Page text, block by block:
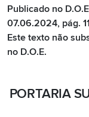
Publicado no
07.06.2024, pág.
Este texto não
no D.O.E.
PORTARIA